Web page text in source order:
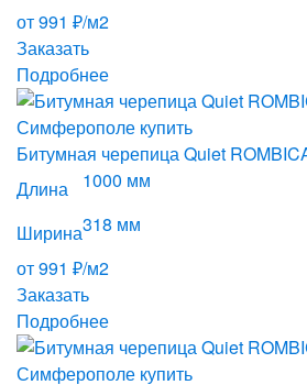
от 991 ₽/м2
Заказать
Подробнее
Битумная черепица Quiet
Длина
1000 мм
Ширина318 мм
от 991 ₽/м2
Заказать
Подробнее